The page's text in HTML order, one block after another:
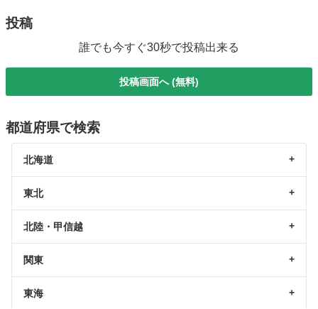
投稿
誰でも今すぐ30秒で投稿出来る
投稿画面へ (無料)
都道府県で検索
北海道
東北
北陸・甲信越
関東
東海